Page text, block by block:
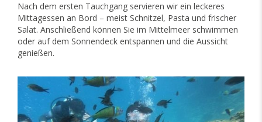
Nach dem ersten Tauchgang servieren wir ein leckeres
Mittagessen an Bord – meist Schnitzel, Pasta und frischer
Salat. Anschließend können Sie im Mittelmeer schwimmen
oder auf dem Sonnendeck entspannen und die Aussicht
genießen.